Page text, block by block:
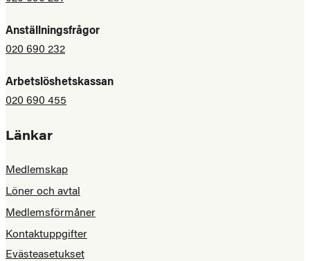
Anställningsfrågor
020 690 232
Arbetslöshetskassan
020 690 455
Länkar
Medlemskap
Löner och avtal
Medlemsförmåner
Kontaktuppgifter
Evästeasetukset